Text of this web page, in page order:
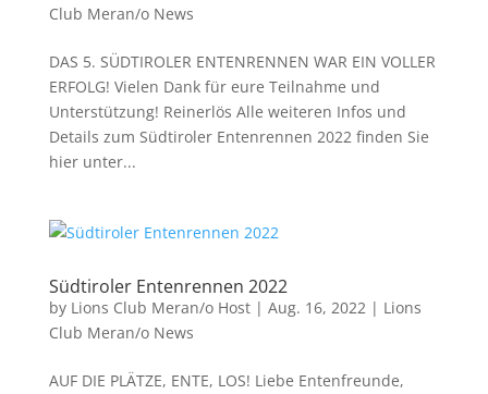
Club Meran/o News
DAS 5. SÜDTIROLER ENTENRENNEN WAR EIN VOLLER
ERFOLG! Vielen Dank für eure Teilnahme und
Unterstützung! Reinerlös Alle weiteren Infos und
Details zum Südtiroler Entenrennen 2022 finden Sie
hier unter...
Südtiroler Entenrennen 2022
by Lions Club Meran/o Host| Aug. 16, 2022| Lions
Club Meran/o News
AUF DIE PLÄTZE, ENTE, LOS! Liebe Entenfreunde,